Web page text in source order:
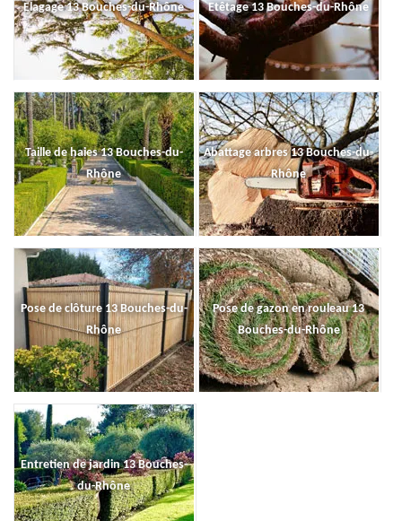
Elagage 13 Bouches-du-Rhône Etêtage 13 Bouches-du-Rhône
Taille de haies 13 Bouches-du-
Rhône
Abattage arbres 13 Bouches-du-
Rhône
Pose de clôture 13 Bouches-du-
Rhône
Pose de gazon en rouleau 13
Bouches-du-Rhône
Entretien de jardin 13 Bouches-
du-Rhône